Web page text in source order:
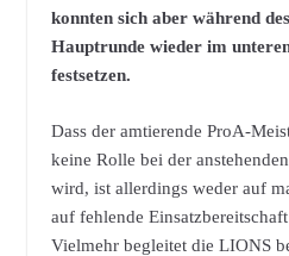
konnten sich aber während
Hauptrunde wieder im
festsetzen.
Dass der amtierende ProA-
keine Rolle bei der
wird, ist allerdings weder auf
auf fehlende
Vielmehr begleitet die LIONS